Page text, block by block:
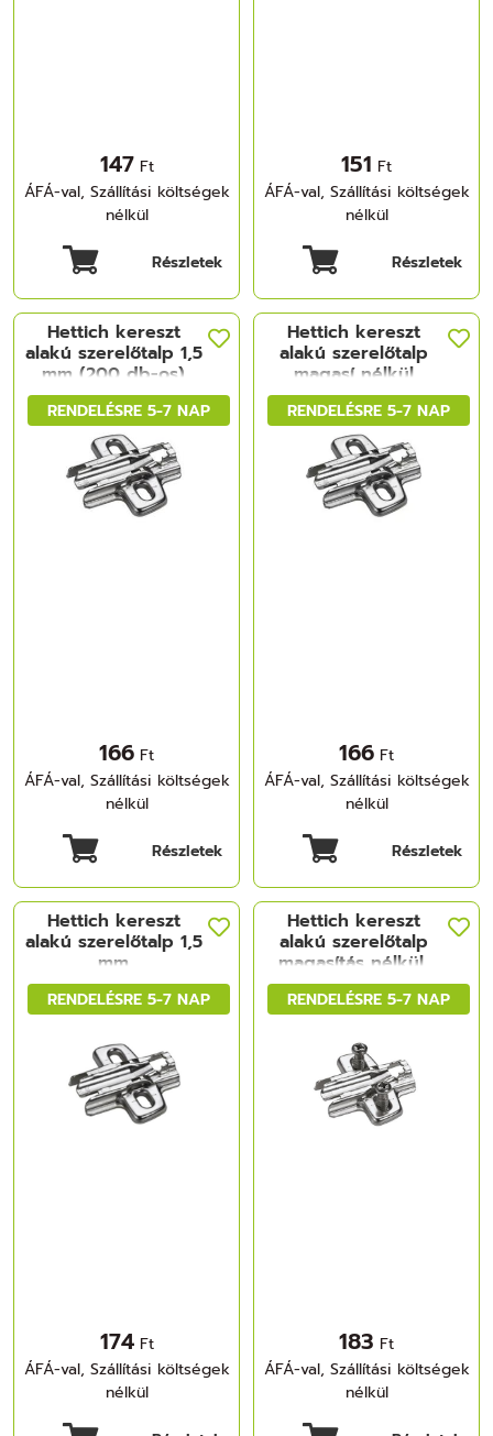
147 Ft
ÁFÁ-val, Szállítási költségek
nélkül
Részletek
151 Ft
ÁFÁ-val, Szállítási költségek
nélkül
Részletek
RENDELÉSRE 5-7 NAP
Hettich kereszt
alakú szerelőtalp 1,5
mm (200 db-os)
166 Ft
ÁFÁ-val, Szállítási költségek
nélkül
Részletek
RENDELÉSRE 5-7 NAP
Hettich kereszt
alakú szerelőtalp
magasí nélkül
166 Ft
ÁFÁ-val, Szállítási költségek
nélkül
Részletek
RENDELÉSRE 5-7 NAP
Hettich kereszt
alakú szerelőtalp 1,5
mm
174 Ft
ÁFÁ-val, Szállítási költségek
nélkül
RENDELÉSRE 5-7 NAP
Hettich kereszt
alakú szerelőtalp
magasítás nélkül,
előszerelt Euro
csavarokkal
183 Ft
ÁFÁ-val, Szállítási költségek
nélkül